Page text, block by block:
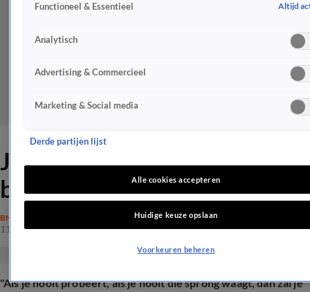
Jandino neemt drastisch
besluit met gezin
BN'ERS
11 nov 2025, 20:11
"Als je nooit probeert, als je nooit die sprong waagt, dan zal je
Functioneel & Essentieel Altijd
Analytisch
Advertising & Commercieel
Marketing & Social media
Derde partijen lijst
Alle cookies accepteren
Huidige keuze opslaan
Voorkeuren beheren